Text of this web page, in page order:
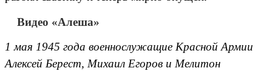
Видео «Алеша»
1 мая 1945 года военнослужащие Красной Армии
Алексей Берест, Михаил Егоров и Мелитон